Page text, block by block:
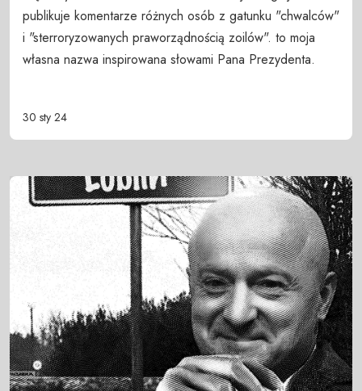
publikuje komentarze różnych osób z gatunku "chwalców"
i "sterroryzowanych praworządnością zoilów". to moja
własna nazwa inspirowana słowami Pana Prezydenta.
30 sty 24